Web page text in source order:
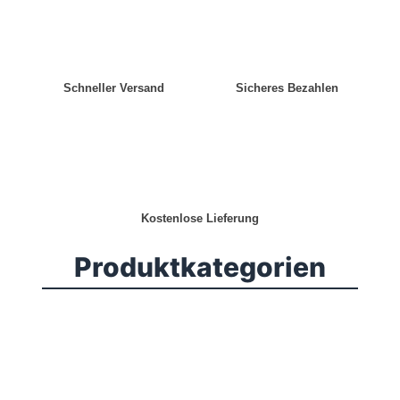
Schneller Versand Sicheres Bezahlen
Kostenlose Lieferung
Produktkategorien